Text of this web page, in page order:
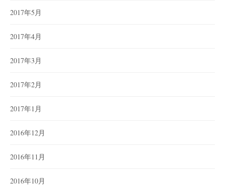
2017年5月
2017年4月
2017年3月
2017年2月
2017年1月
2016年12月
2016年11月
2016年10月